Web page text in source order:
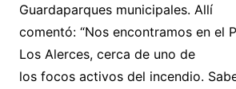
Guardaparques municipales. Allí
comentó: “Nos encontramos en el
Los Alerces, cerca de uno de
los focos activos del incendio.